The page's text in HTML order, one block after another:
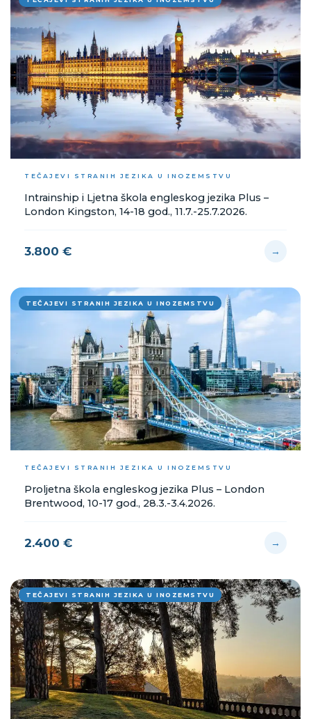
Opći tečaj
Akademski tečaj
Poslovni tečaj
Online tečajevi
Svi tečajevi stranih jezika →
Velika Britanija
TEČAJEVI STRANIH JEZIKA U INOZEMSTVU
Intrainship i Ljetna škola engleskog jezika Plus –
London Kingston, 14-18 god., 11.7.-25.7.2026.
3.800 € →
TEČAJEVI STRANIH JEZIKA U INOZEMSTVU
TEČAJEVI STRANIH JEZIKA U INOZEMSTVU
Proljetna škola engleskog jezika Plus – London
Brentwood, 10-17 god., 28.3.-3.4.2026.
2.400 € →
TEČAJEVI STRANIH JEZIKA U INOZEMSTVU